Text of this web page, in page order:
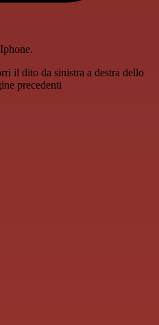
il dito da sinistra a destra dello
precedenti